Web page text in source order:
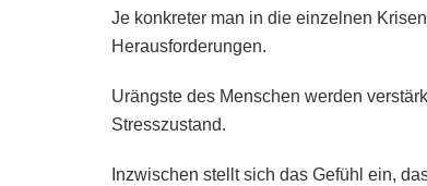
Je konkreter man in die einzelnen
Herausforderungen.
Urängste des Menschen werden
Stresszustand.
Inzwischen stellt sich das Gefühl ein,